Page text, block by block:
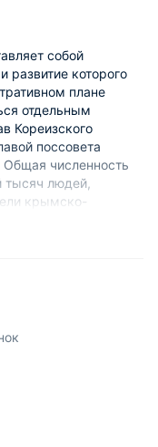
собой
развитие которого
плане
отдельным
Кореизского
поссовета
Общая численность
тысяч людей,
крымско-
две школы:
где помимо
образом на
которая приносит
Также здесь
Мисхор огромное